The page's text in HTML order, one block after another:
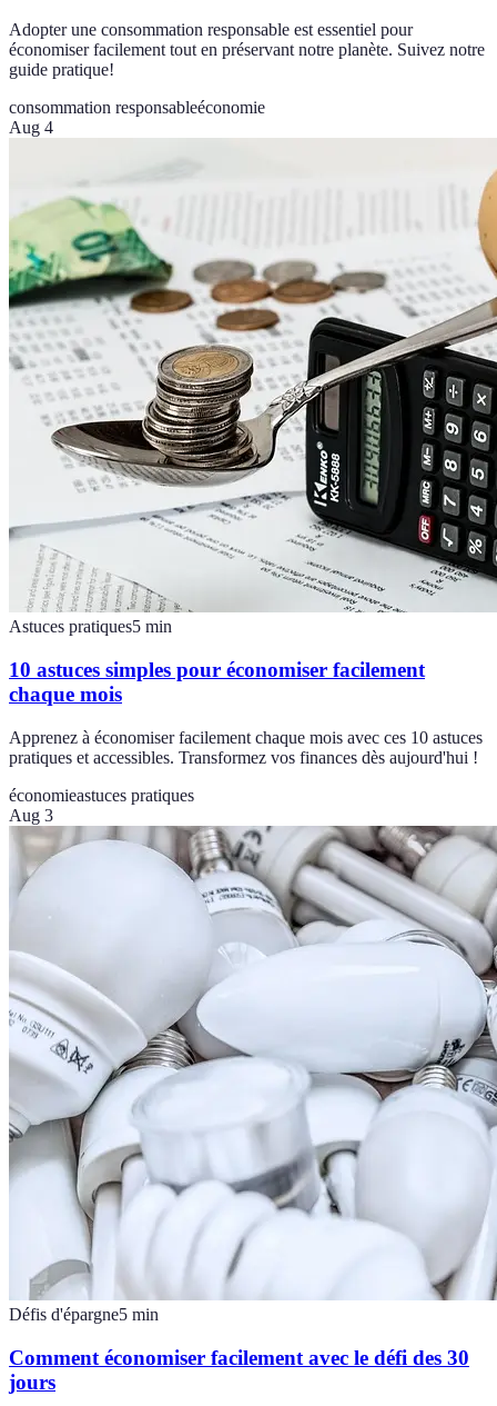
Adopter une consommation responsable est essentiel pour
économiser facilement tout en préservant notre planète. Suivez notre
guide pratique!
consommation responsableéconomie
Aug 4
Astuces pratiques5 min
10 astuces simples pour économiser facilement
chaque mois
Apprenez à économiser facilement chaque mois avec ces 10 astuces
pratiques et accessibles. Transformez vos finances dès aujourd'hui !
économieastuces pratiques
Aug 3
Défis d'épargne5 min
Comment économiser facilement avec le défi des 30
jours